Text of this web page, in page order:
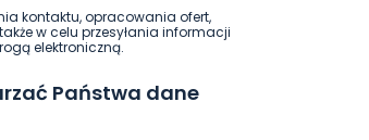
kontaktu, opracowania ofert,
w celu przesyłania informacji
elektroniczną.
Państwa dane